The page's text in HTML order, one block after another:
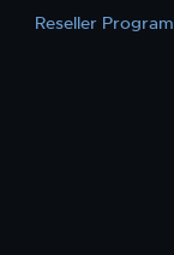
Reseller Program